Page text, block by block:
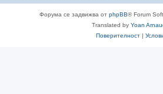
Форума се задвижва от phpBB® Forum
Translated by Yoan
Поверителност |